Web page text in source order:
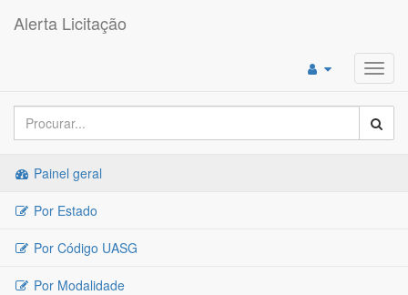
Alerta Licitação
Painel geral
Por Estado
Por Código UASG
Por Modalidade